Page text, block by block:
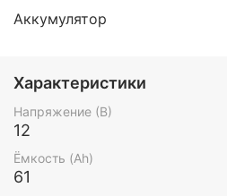
Аккумулятор
Характеристики
Напряжение (В)
12
Ёмкость (Ah)
61